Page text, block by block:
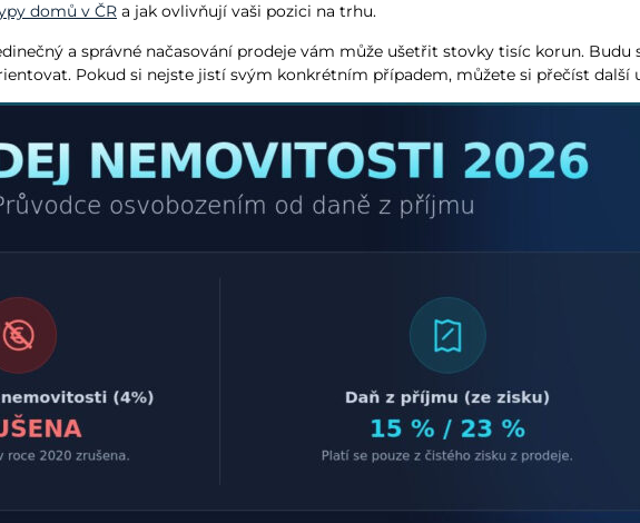
domů v ČR a jak ovlivňují vaši pozici na trhu.
a správné načasování prodeje vám může ušetřit stovky tisíc korun. Budu
Pokud si nejste jistí svým konkrétním případem, můžete si přečíst další